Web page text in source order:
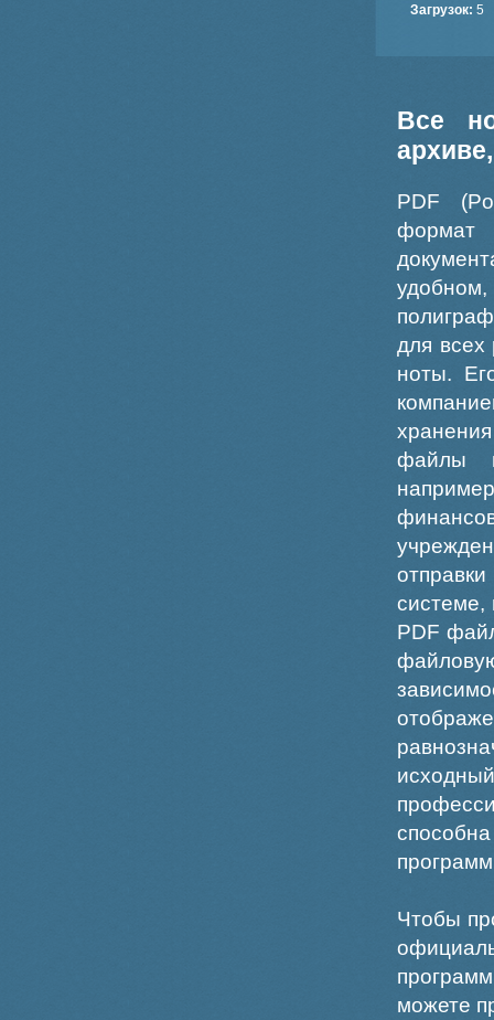
Загрузок: 5
Все
PDF
формат
для всех
ноты.
файлы
системе,
PDF
Чтобы
можете